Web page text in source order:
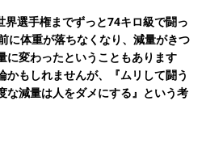
界選手権までずっと74キロ級で闘っ
に体重が落ちなくなり、減量がきつ
に変わったということもあります
かもしれませんが、『ムリして闘う
な減量は人をダメにする』という考